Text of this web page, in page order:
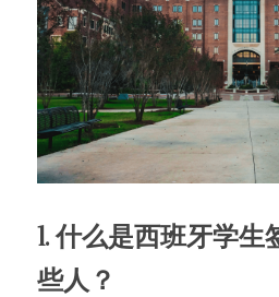
1. 什么是西班牙学生
些人？